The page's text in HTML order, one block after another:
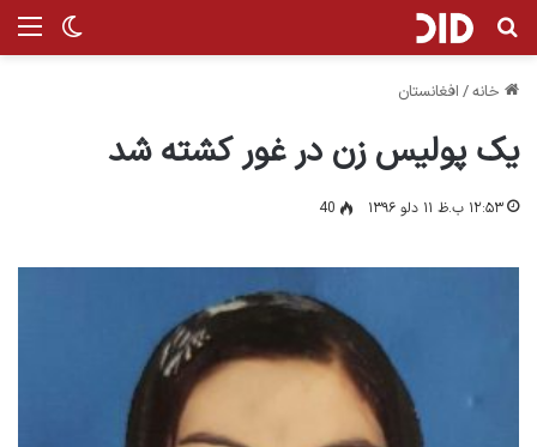
تغییر جستجو برای
خانه/ افغانستان
یک پولیس زن در غور کشته شد
۱۲:۵۳ ب.ظ ۱۱ دلو ۱۳۹۶ 40